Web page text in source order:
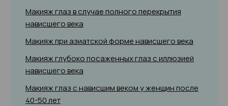
Макияж глаз в случае полного перекрытия
нависшего века
Макияж при азиатской форме нависшего века
Макияж глубоко посаженных глаз с иллюзией
нависшего века
Макияж глаз с нависшим веком у женщин после
40-50 лет